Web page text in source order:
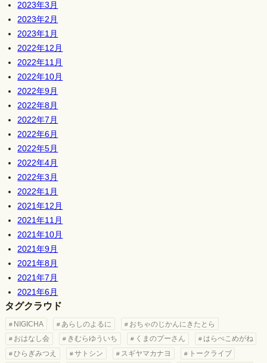
2023年3月
2023年2月
2023年1月
2022年12月
2022年11月
2022年10月
2022年9月
2022年8月
2022年7月
2022年6月
2022年5月
2022年4月
2022年3月
2022年1月
2021年12月
2021年11月
2021年10月
2021年9月
2021年8月
2021年7月
2021年6月
タグクラウド
NIGICHA あらしのよるに
おちゃのじかんにきたとら
おはなし会
きむらゆういち くまのプーさん
はらぺこめがね
ひらぎみつえ
サトシン スギヤマカナヨ
トークライブ